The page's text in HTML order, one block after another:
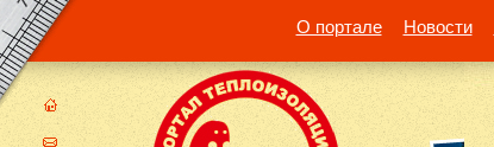
О портале Новости